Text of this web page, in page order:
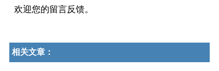
欢迎您的留言反馈。
相关文章：